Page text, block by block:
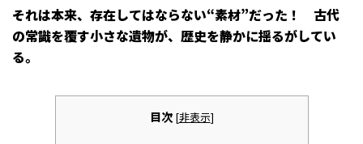
それは本来、存在してはならない“素材”だった――！ 古代
の常識を覆す小さな遺物が、歴史を静かに揺るがしてい
る。
目次 [非表示]